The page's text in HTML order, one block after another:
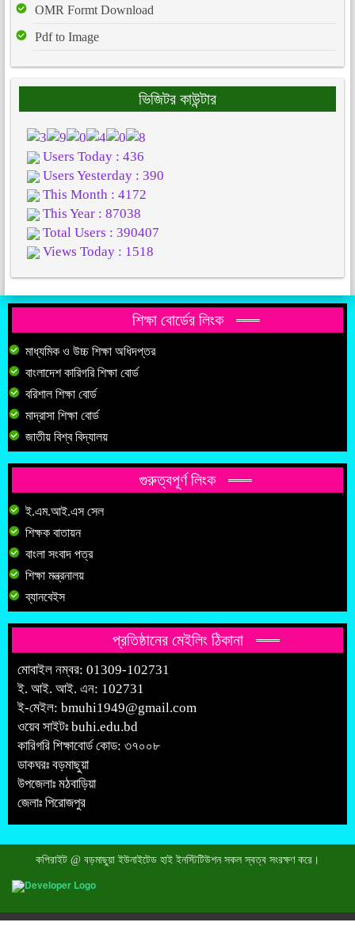
OMR Formt Download
Pdf to Image
ভিজিটর কাউন্টার
Users Today : 436
Users Yesterday : 390
This Month : 4172
This Year : 87038
Total Users : 390407
Views Today : 1518
শিক্ষা বোর্ডের লিংক
মাধ্যমিক ও উচ্চ শিক্ষা অধিদপ্তর
বাংলাদেশ কারিগরি শিক্ষা বোর্ড
বরিশাল শিক্ষা বোর্ড
মাদ্রাসা শিক্ষা বোর্ড
জাতীয় বিশ্ব বিদ্যালয়
গুরুত্বপূর্ণ লিংক
ই.এম.আই.এস সেল
শিক্ষক বাতায়ন
বাংলা সংবাদ পত্র
শিক্ষা মন্ত্রনালয়
ব্যানবেইস
প্রতিষ্ঠানের মেইলিং ঠিকানা
মোবাইল নম্বর: 01309-102731
ই. আই. আই. এন: 102731
ই-মেইল: bmuhi1949@gmail.com
ওয়েব সাইটঃ buhi.edu.bd
কারিগরি শিক্ষাবোর্ড কোড: ৩৭০০৮
ডাকঘরঃ বড়মাছুয়া
উপজেলাঃ মঠবাড়িয়া
জেলাঃ পিরোজপুর
কপিরাইট @ বড়মাছুয়া ইউনাইটেড হাই ইনস্টিটিউশন সকল স্বত্ব সংরক্ষণ করে।